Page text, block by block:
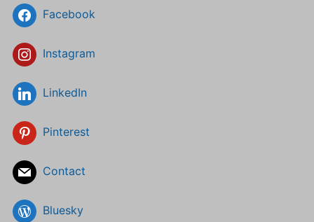
Facebook
Instagram
LinkedIn
Pinterest
Contact
Bluesky